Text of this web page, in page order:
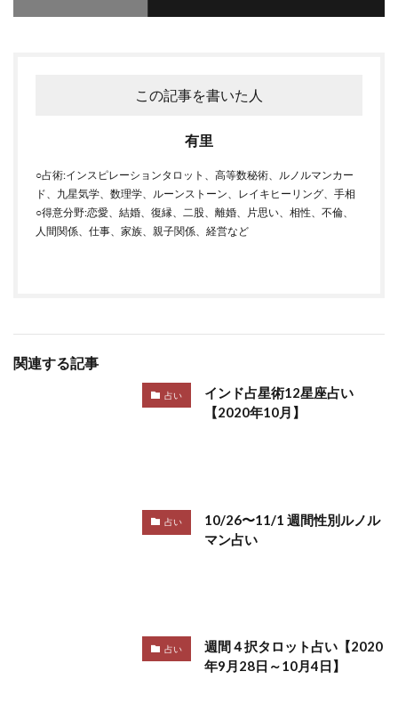
この記事を書いた人
有里
○占術:インスピレーションタロット、高等数秘術、ルノルマンカー
ド、九星気学、数理学、ルーンストーン、レイキヒーリング、手相
○得意分野:恋愛、結婚、復縁、二股、離婚、片思い、相性、不倫、
人間関係、仕事、家族、親子関係、経営など
関連する記事
占い
インド占星術12星座占い
【2020年10月】
占い
10/26〜11/1 週間性別ルノル
マン占い
占い
週間４択タロット占い【2020
年9月28日～10月4日】